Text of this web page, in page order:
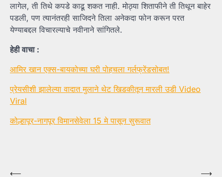
लागेल, ती तिथे कपडे काढू शकत नाही. मोठ्या शिताफीने ती तिथून बाहेर
पडली, पण त्यानंतरही साजिदने तिला अनेकदा फोन करून परत
येण्याबद्दल विचारल्याचे नवीनाने सांगितले.
हेही वाचा :
आमिर खान एक्स-बायकोच्या घरी पोहचला गर्लफ्रेंडसोबत!
प्रेयसीशी झालेल्या वादात मुलाने थेट खिडकीतून मारली उडी Video
Viral
कोल्हापूर-नागपूर विमानसेवेला 15 मे पासून सुरूवात
Post
⟵ ⟶